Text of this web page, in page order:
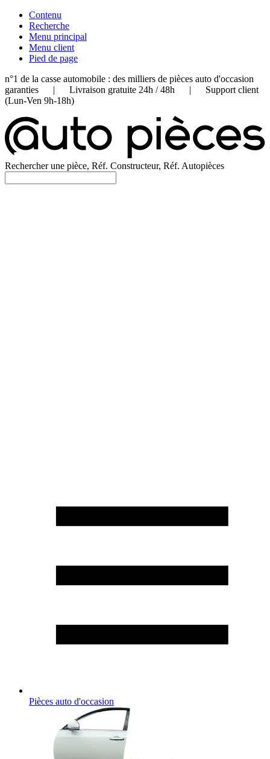
Contenu
Recherche
Menu principal
Menu client
Pied de page
n°1 de la casse automobile : des milliers de pièces auto d'occasion
garanties | Livraison gratuite 24h / 48h | Support client
(Lun-Ven 9h-18h)
Rechercher une pièce, Réf. Constructeur, Réf. Autopièces
Pièces auto d'occasion